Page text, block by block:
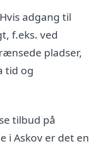
Hvis adgang til
f.eks. ved
pladser,
tid og
tilbud på
i Askov er det en